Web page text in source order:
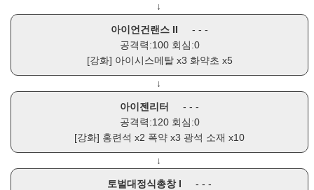
↓
아이언건랜스 II
- - -
공격력:100 회심:0
[강화] 아이시스메탈x3 화약초 x5
↓
아이젠리터
- - -
공격력:120 회심:0
[강화] 홍련석 x2 폭약 x3 광석 소재 x10
↓
토벌대정식총창 I
- - -